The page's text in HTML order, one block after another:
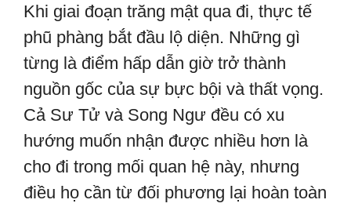
Khi giai đoạn trăng mật qua đi, thực tế
phũ phàng bắt đầu lộ diện. Những gì
từng là điểm hấp dẫn giờ trở thành
nguồn gốc của sự bực bội và thất vọng.
Cả Sư Tử và Song Ngư đều có xu
hướng muốn nhận được nhiều hơn là
cho đi trong mối quan hệ này, nhưng
điều họ cần từ đối phương lại hoàn toàn